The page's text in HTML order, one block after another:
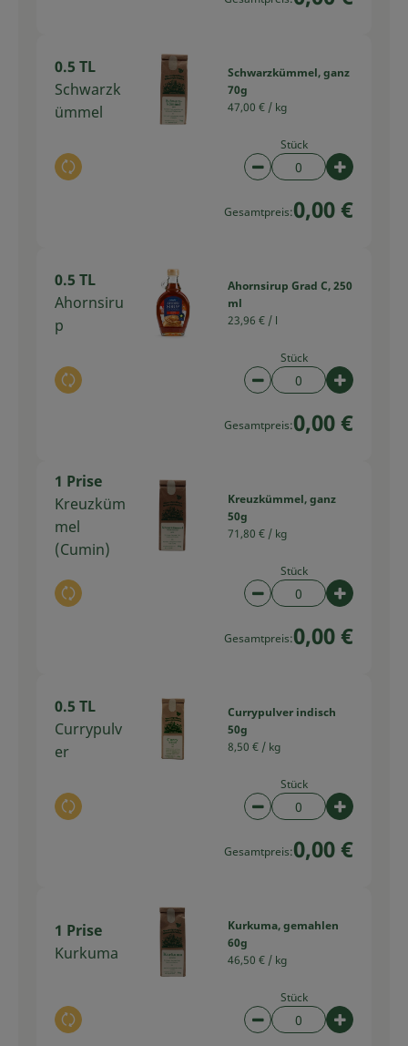
0.5 TL
Schwarzk
ümmel
Auswahl ändern
Schwarzkümmel, ganz
70g
47,00 € / kg
Stück
Artikelanzahl
Gesamtpreis:0,00 €
0.5 TL
Ahornsiru
p
Auswahl ändern
Ahornsirup Grad C, 250
ml
23,96 € / l
Stück
Artikelanzahl
Gesamtpreis:0,00 €
1 Prise
Kreuzküm
mel
(Cumin)
Auswahl ändern
Kreuzkümmel, ganz
50g
71,80 € / kg
Stück
Artikelanzahl
Gesamtpreis:0,00 €
0.5 TL
Currypulv
er
Auswahl ändern
Currypulver indisch
50g
8,50 € / kg
Stück
Artikelanzahl
Gesamtpreis:0,00 €
1 Prise
Kurkuma
Auswahl ändern
Kurkuma, gemahlen
60g
46,50 € / kg
Stück
Artikelanzahl